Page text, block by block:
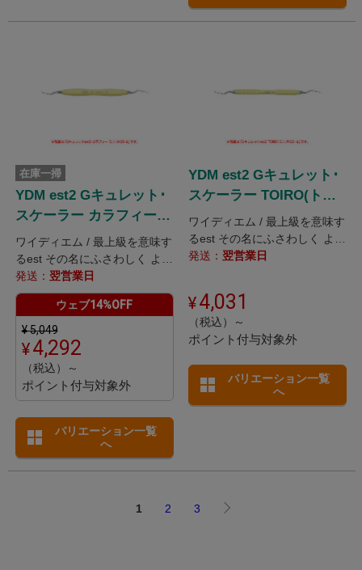
在庫一掃
YDM est2 Gキュレット･
スケーラー カラフィーハ
ンドル
ワイディエム / 最上級を意味す
るest その名にふさわしく より
美しくシャープに 持続する切
れ味
発送： 翌営業日
ウェブ14%OFF
¥5,049
4,292
（税込）～
ポイント付与対象外
バリエーション一覧
へ
YDM est2 Gキュレット･
スケーラー TOIRO(トイ
ロ)ハンドル
ワイディエム / 最上級を意味す
るest その名にふさわしく より
美しくシャープに 持続する切
発送： 翌営業日
4,031
（税込）～
ポイント付与対象外
バリエーション一覧
へ
1 2 3